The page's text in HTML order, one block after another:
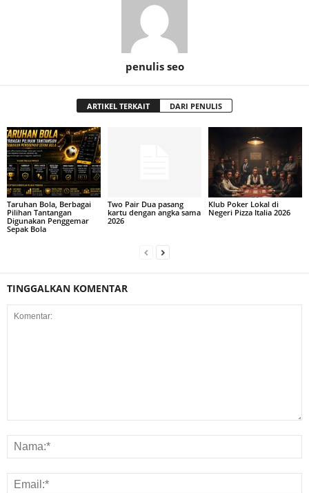
penulis seo
ARTIKEL TERKAIT DARI PENULIS
Taruhan Bola, Berbagai
Pilihan Tantangan
Digunakan Penggemar
Sepak Bola
Two Pair Dua pasang
kartu dengan angka sama
2026
Klub Poker Lokal di
Negeri Pizza Italia 2026
TINGGALKAN KOMENTAR